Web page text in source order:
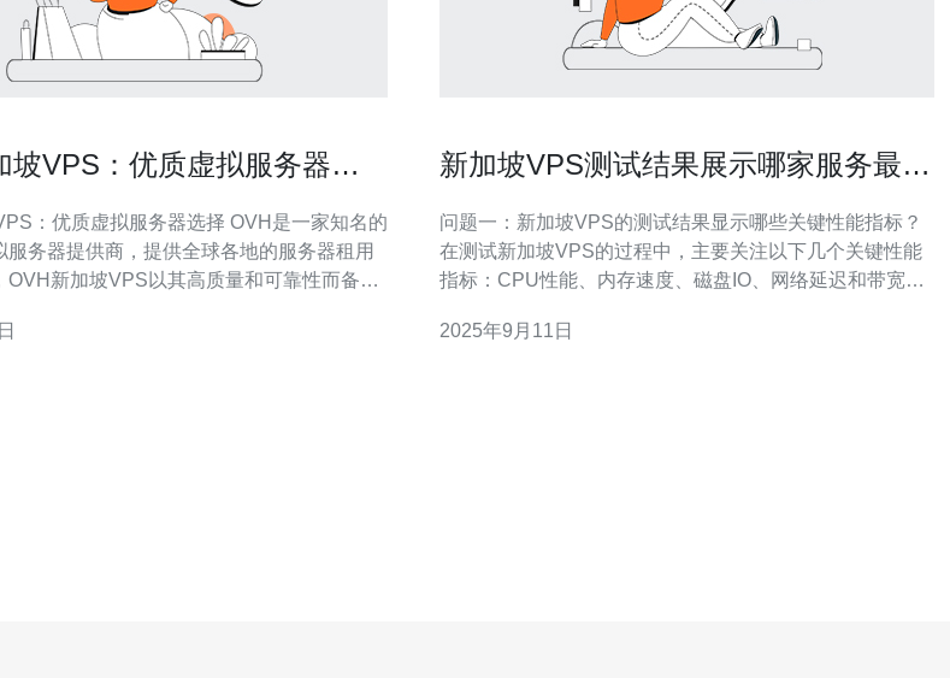
坡VPS：优质虚拟服务器选
质虚拟服务器选择 OVH是一家知名的
服务器提供商，提供全球各地的服务器租用
OVH新加坡VPS以其高质量和可靠性而备受
面具有明显的优势。首先，它采用SSD存
新加坡VPS测试结果展示哪家服务最值
问题一：新加坡VPS的测试结果显示哪些关键性能指标？
在测试新加坡VPS的过程中，主要关注以下几个关键性能
指标：CPU性能、内存速度、磁盘IO、网络延迟和带宽。
能较强的VPS在处理复杂任务时表现更佳，而内存速度则
2025年9月11日